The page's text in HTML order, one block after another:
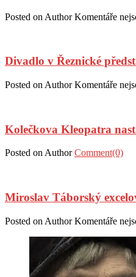
Posted on Author Komentáře
Divadlo v Řeznické
Posted on Author Komentáře
Kolečkova Kleopatra
Posted onAuthor Comment(0)
Miroslav Táborský
Posted on Author Komentáře